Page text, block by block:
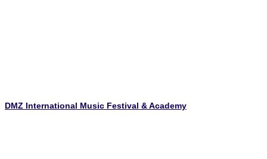
DMZ International Music Festival & Academy